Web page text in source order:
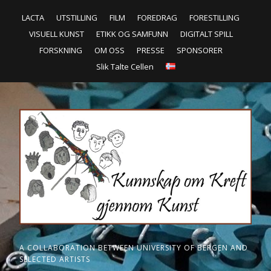
LACTA UTSTILLING FILM FOREDRAG
FORESTILLING
VISUELL KUNST
ETIKK OG SAMFUNN
DIGITALT SPILL
FORSKNING
OM OSS PRESSE
SPONSORER
Slik Talte Cellen
A COLLABORATION BETWEEN UNIVERSITY OF BERGEN AND
SELECTED ARTISTS